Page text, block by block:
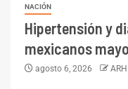
NACIÓN
Hipertensión y
mexicanos
agosto 6, 2026 ARH